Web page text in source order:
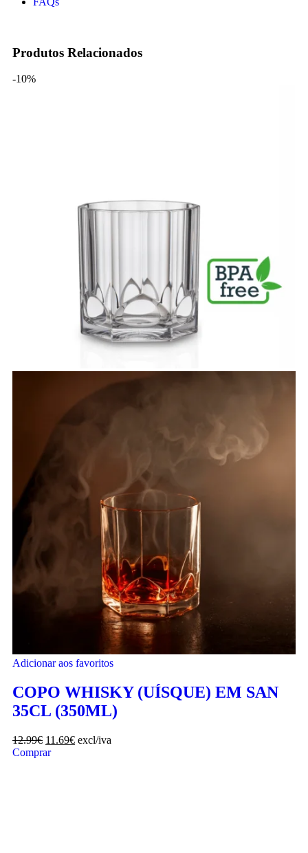
Produtos Relacionados
-10%
Adicionar aos favoritos
COPO WHISKY (UÍSQUE) EM SAN
35CL (350ML)
12.99€ 11.69€ excl/iva
Comprar